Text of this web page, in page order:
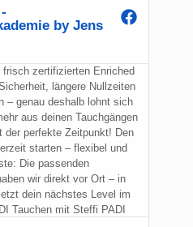
by Jens